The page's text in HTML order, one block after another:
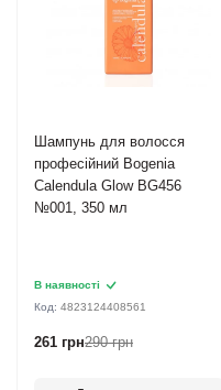
Шампунь для волосся
професійний Bogenia
Calendula Glow BG456
№001, 350 мл
В наявності
Код: 4823124408561
261 грн290 грн